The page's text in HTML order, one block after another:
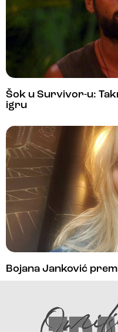
Šok u Survivor-u:
igru
Bojana Janković